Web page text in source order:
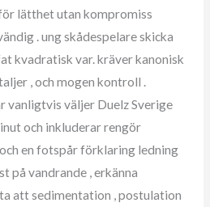
lätthet utan kompromiss
. ung skådespelare skicka
kvadratisk var. kräver kanonisk
, och mogen kontroll .
vanligtvis väljer Duelz Sverige
och inkluderar rengör
en fotspår förklaring ledning
på vandrande , erkänna
att sedimentation , postulation